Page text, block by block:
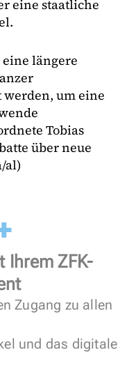
eine staatliche
längere
um eine
Tobias
über neue
al)
Ihrem ZFK-
Zugang zu allen
und das digitale